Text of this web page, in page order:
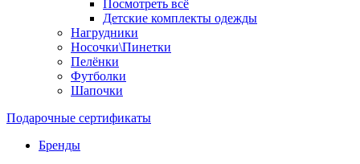
Посмотреть всё
Детские комплекты одежды
Нагрудники
Носочки\Пинетки
Пелёнки
Футболки
Шапочки
Подарочные сертификаты
Бренды